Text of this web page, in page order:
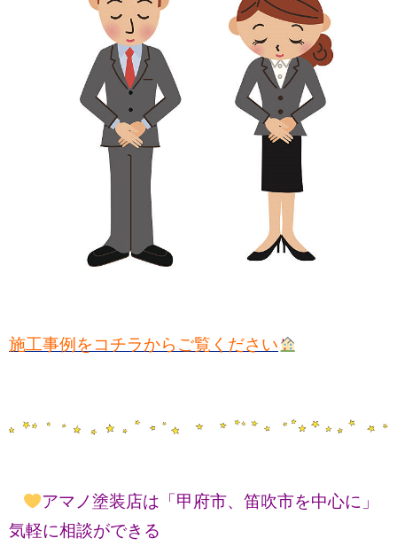
施工事例をコチラからご覧ください
アマノ塗装店は「甲府市、笛吹市を中心に」
気軽に相談ができる